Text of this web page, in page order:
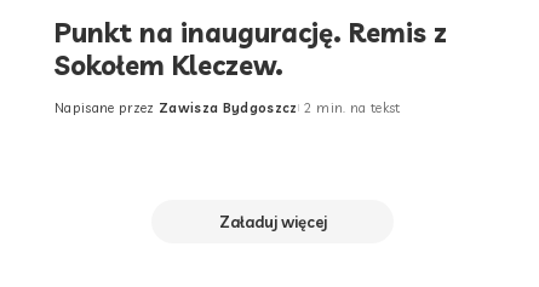
Punkt na inaugurację. Remis z
Sokołem Kleczew.
Posted
Napisane przez Zawisza Bydgoszcz 2 min. na tekst
Załaduj więcej